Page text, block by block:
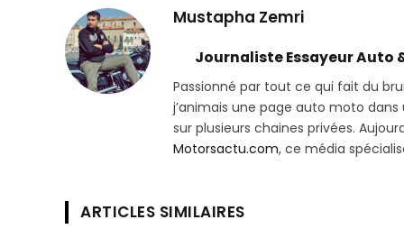
Mustapha Zemri
Journaliste Essayeur Auto
Passionné par tout ce qui fait du
j’animais une page auto moto
sur plusieurs chaines privées.
Motorsactu.com, ce média
ARTICLES SIMILAIRES